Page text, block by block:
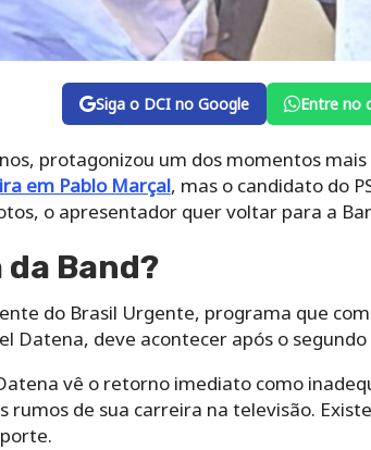
Siga o DCI no Google Entre no
protagonizou um dos momentos
em Pablo Marçal, mas o candidato do
o apresentador quer voltar para a
Band?
do Brasil Urgente, programa que
Datena, deve acontecer após o
vê o retorno imediato como
rumos de sua carreira na televisão.